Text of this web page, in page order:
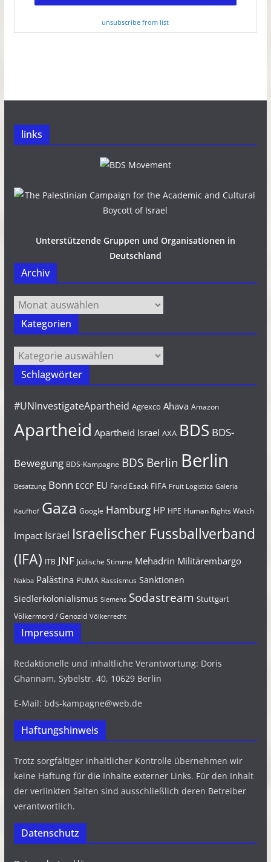
unsubscribe from list
links
Unterstützende Gruppen und Organisationen in
Deutschland
Archiv
Archiv
Kategorien
Kategorien
Schlagwörter
#UNInvestigateApartheid Agrexco Ahava Amazon
Apartheid Apartheid Israel AXA BDS BDS-
Bewegung BDS-Kampagne BDS Berlin Berlin
Besatzung Bonn ECCP EU Farid Esack FIFA Fruit Logistica Galeria
Kaufhof Gaza Google Hamburg HP HPE Human Rights Watch
Impact Israel Israelischer Fussballverband
(IFA) ITB JNF Jüdische Stimme Mehadrin Militärembargo
Nakba Palästina PUMA Rassismus Sanktionen
Siedlerkolonialismus Siemens Sodastream Stuttgart
Völkermord / Genozid Völkerrecht
Impressum
Redaktionelle und inhaltliche Verantwortung: Doris
Ghannam, Sybelstr. 40, 10629 Berlin
E-Mail: bds-kampagne@web.de
Haftungshinweis
Trotz sorgfältiger inhaltlicher Kontrolle übernehmen wir
keine Haftung für die Inhalte externer Links. Für den Inhalt
der verlinkten Seiten sind ausschließlich deren Betreiber
verantwortlich.
Datenschutz